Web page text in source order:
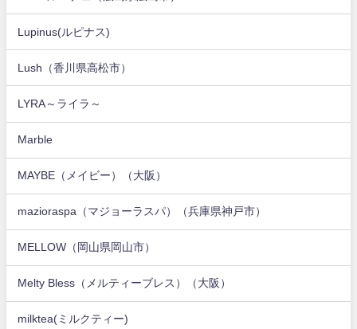
Lupinus(ルピナス)
Lush（香川県高松市）
LYRA～ライラ～
Marble
MAYBE（メイビー）（大阪）
mazioraspa（マジョーラスパ）（兵庫県神戸市）
MELLOW（岡山県岡山市）
Melty Bless（メルティーブレス）（大阪）
milktea(ミルクティー)